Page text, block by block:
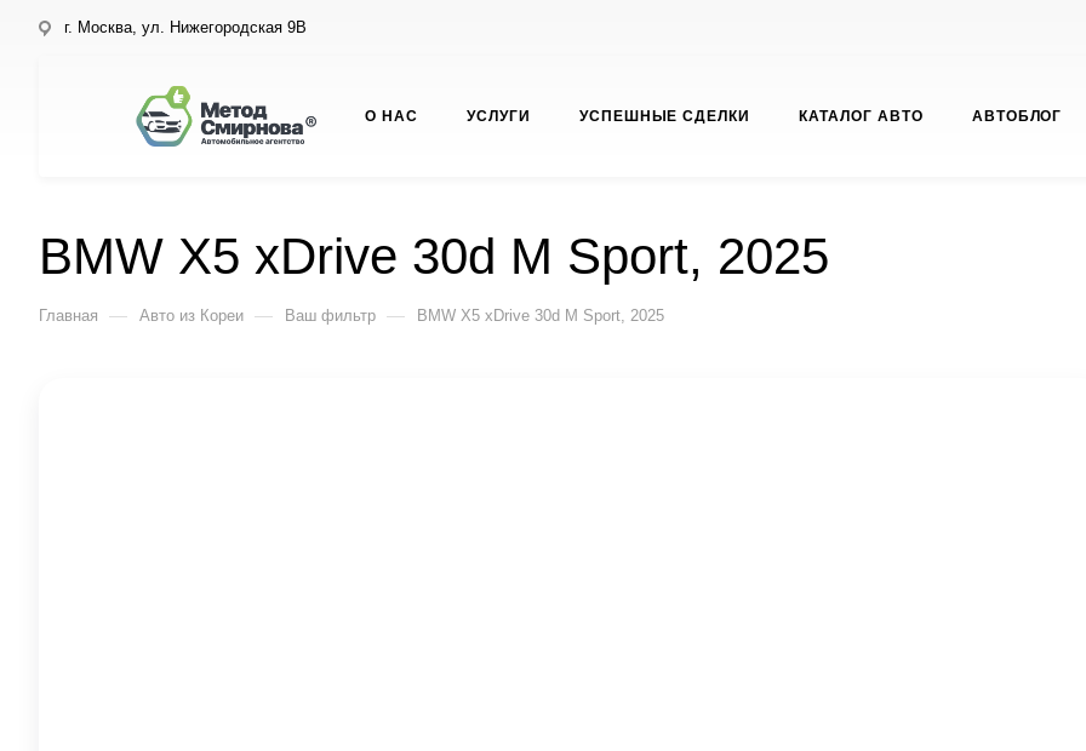
г. Москва, ул. Нижегородская 9В
О НАС УСЛУГИ УСПЕШНЫЕ СДЕЛКИ КАТАЛОГ АВТО АВТОБЛОГ
BMW X5 xDrive 30d M Sport, 2025
Главная — Авто из Кореи — Ваш фильтр — BMW X5 xDrive 30d M Sport, 2025